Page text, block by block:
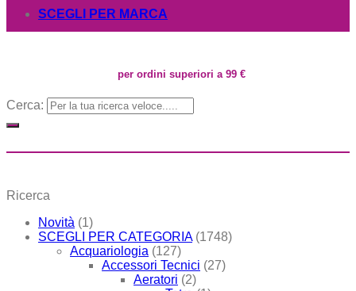
SCEGLI PER MARCA
per ordini superiori a 99 €
Cerca:
Ricerca
Novità (1)
SCEGLI PER CATEGORIA (1748)
Acquariologia (127)
Accessori Tecnici (27)
Aeratori (2)